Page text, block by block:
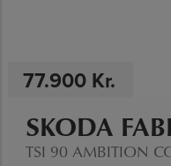
77.900 Kr.
SKODA
TSI 90 AMBITION